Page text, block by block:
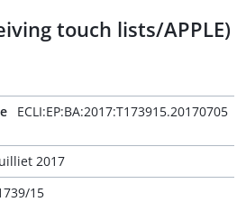
touch lists/APPLE)
ECLI:EP:BA:2017:T173915.20170705
2017
15